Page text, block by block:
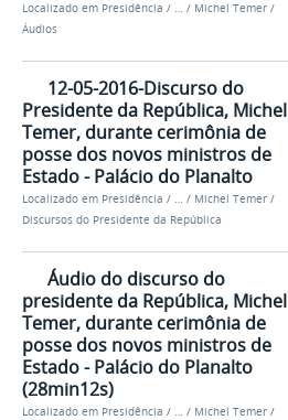
Localizado em Presidência / … / Michel Temer /
Áudios
12-05-2016-Discurso do
Presidente da República, Michel
Temer, durante cerimônia de
posse dos novos ministros de
Estado - Palácio do Planalto
Localizado em Presidência / … / Michel Temer /
Discursos do Presidente da República
Áudio do discurso do
presidente da República, Michel
Temer, durante cerimônia de
posse dos novos ministros de
Estado - Palácio do Planalto
(28min12s)
Localizado em Presidência / … / Michel Temer /